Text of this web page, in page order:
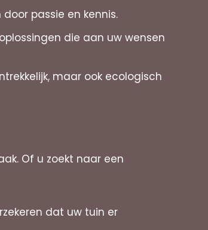
passie en kennis.
die aan uw wensen
maar ook ecologisch
Of u zoekt naar een
dat uw tuin er